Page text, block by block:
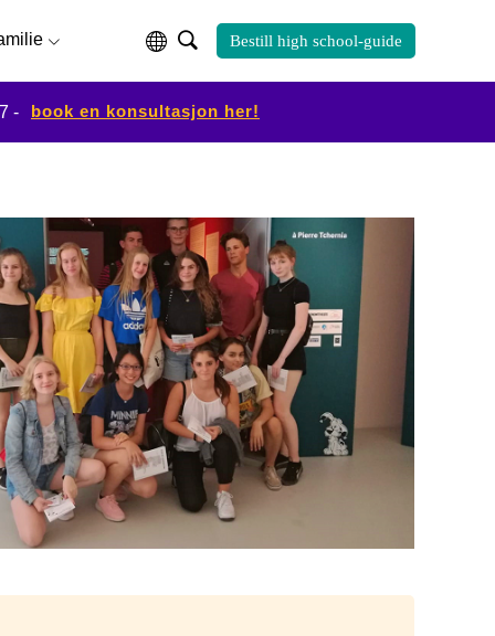
Bestill high school-guide
- book en konsultasjon her!